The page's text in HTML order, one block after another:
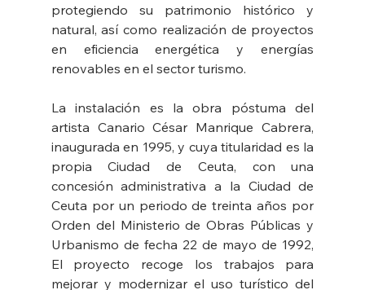
protegiendo su patrimonio histórico y
natural, así como realización de proyectos
en eficiencia energética y energías
renovables en el sector turismo.
La instalación es la obra póstuma del
artista Canario César Manrique Cabrera,
inaugurada en 1995, y cuya titularidad es la
propia Ciudad de Ceuta, con una
concesión administrativa a la Ciudad de
Ceuta por un periodo de treinta años por
Orden del Ministerio de Obras Públicas y
Urbanismo de fecha 22 de mayo de 1992,
El proyecto recoge los trabajos para
mejorar y modernizar el uso turístico del